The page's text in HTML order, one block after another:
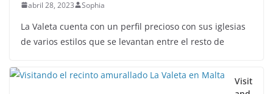
Malta leyendas de un naufragio
La Valeta cuenta con un perfil precioso con sus iglesias